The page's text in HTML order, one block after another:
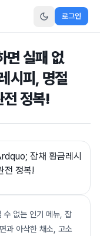
로그인
실패 없
시피, 명절
정복!
수 없는 인기 메뉴, 잡
과 아삭한 채소, 고소